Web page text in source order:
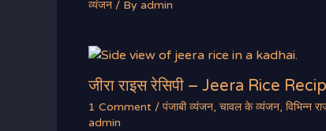
व्यंजन / By admin
जीरा राइस रेसिपी – Jeera Rice
1 Comment / पंजाबी व्यंजन, चावल के व्यंजन, विभिन्न
admin